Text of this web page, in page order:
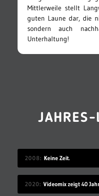
Mittlerweile stellt
guten Laune dar, die
sondern auch
Unterhaltung!
JAHRES-
2008 Keine Zeit.
2020